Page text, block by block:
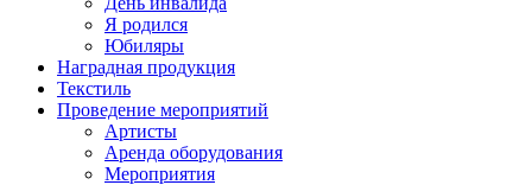
Я родился
Юбиляры
Наградная продукция
Текстиль
Проведение мероприятий
Артисты
Аренда оборудования
Мероприятия